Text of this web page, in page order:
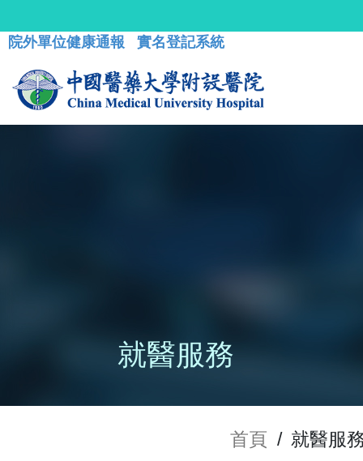
院外單位健康通報 實名登記系統
就醫服務
首頁 / 就醫服